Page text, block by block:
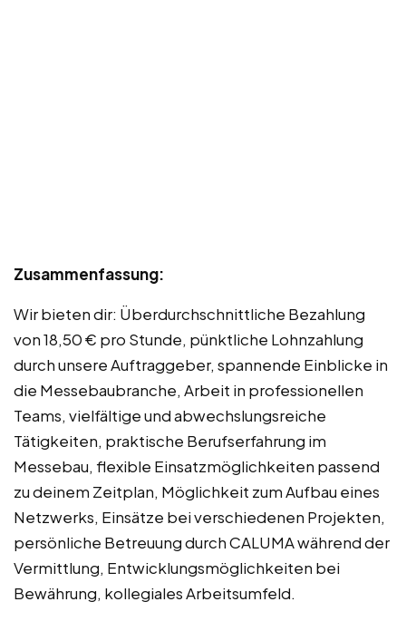
Zusammenfassung:
Wir bieten dir: Überdurchschnittliche Bezahlung
von 18,50 € pro Stunde, pünktliche Lohnzahlung
durch unsere Auftraggeber, spannende Einblicke in
die Messebaubranche, Arbeit in professionellen
Teams, vielfältige und abwechslungsreiche
Tätigkeiten, praktische Berufserfahrung im
Messebau, flexible Einsatzmöglichkeiten passend
zu deinem Zeitplan, Möglichkeit zum Aufbau eines
Netzwerks, Einsätze bei verschiedenen Projekten,
persönliche Betreuung durch CALUMA während der
Vermittlung, Entwicklungsmöglichkeiten bei
Bewährung, kollegiales Arbeitsumfeld.